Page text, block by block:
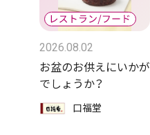
2026.08.02
お盆のお供えにいかが
でしょうか？
口福堂